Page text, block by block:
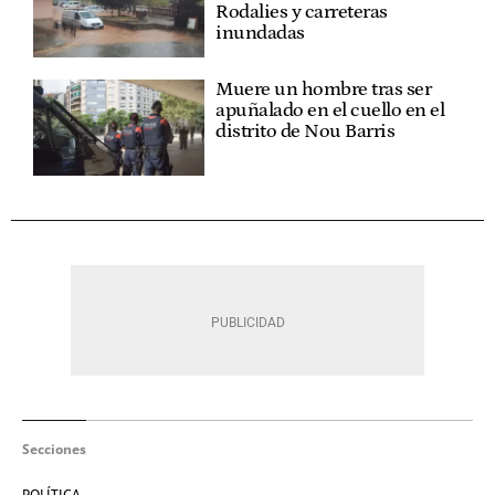
Rodalies y carreteras
inundadas
Muere un hombre tras ser
apuñalado en el cuello en el
distrito de Nou Barris
Secciones